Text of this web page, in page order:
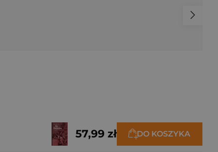
57,99 zł DO KOSZYKA